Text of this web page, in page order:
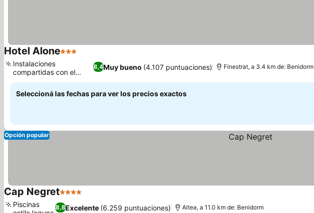
Hotel Alone3 Estrellas
8,4Muy bueno (4.107 puntuaciones)
Instalaciones
compartidas con el
Hotel Tropic
Finestrat, a 3.4 km de: Benidorm
Seleccioná las fechas para ver los precios exactos
Opción popular
Cap Negret4 Estrellas
8,8Excelente (6.259 puntuaciones)
Piscinas
Altea, a 11.0 km de: Benidorm